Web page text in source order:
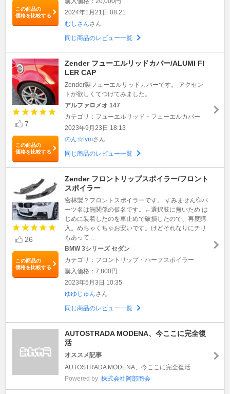
この商品の
価格を比較する
2024年1月21日 08:21
むしさんさん
同じ商品のレビュー一覧
7
この商品の
価格を比較する
Zender フューエルリッドカバー/ALUMI FI
LER CAP
Zender製フューエルリッドカバーです。 アクセン
トが欲しくてつけてみました。
アルファロメオ 147
カテゴリ：フューエルリッド・フューエルカバー
2023年9月23日 18:13
のん☆tymさん
同じ商品のレビュー一覧
26
この商品の
価格を比較する
Zender フロントリップスポイラー/フロント
スポイラー
密林製？フロントスポイラーです。 すみません💦パ
ーツ名は無関係の仮名です。←選択肢に無いため は
じめに装着したのを車止めで破損したので、再度購
入。めちゃくちゃお安いです。けどそれなりにチリ
もあって ...
BMW 3シリーズ セダン
カテゴリ：フロントリップ・ハーフスポイラー
購入価格：7,800円
2023年5月3日 10:35
ゆゆじゅんさん
同じ商品のレビュー一覧
AUTOSTRADA MODENA、今ここに完全復
活
オススメ記事
AUTOSTRADA MODENA、今ここに完全復活
Powered by 株式会社阿部商会